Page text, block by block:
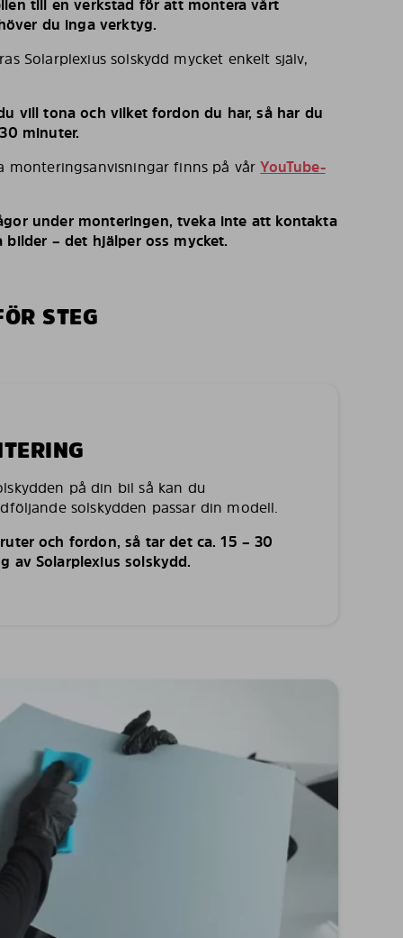
till en verkstad för att montera vårt
du inga verktyg.
Solarplexius solskydd mycket enkelt själv,
vill tona och vilket fordon du har, så har du
minuter.
monteringsanvisningar finns på vårYouTube-
under monteringen, tveka inte att kontakta
bilder – det hjälper oss mycket.
STEG
på din bil så kan du
solskydden passar din modell.
och fordon, så tar det ca. 15 – 30
av Solarplexius solskydd.